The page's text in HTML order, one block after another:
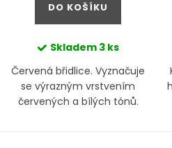
DO KOŠÍKU
Skladem 3 ks
Červená břidlice. Vyznačuje
se výrazným vrstvením
červených a bílých tónů.